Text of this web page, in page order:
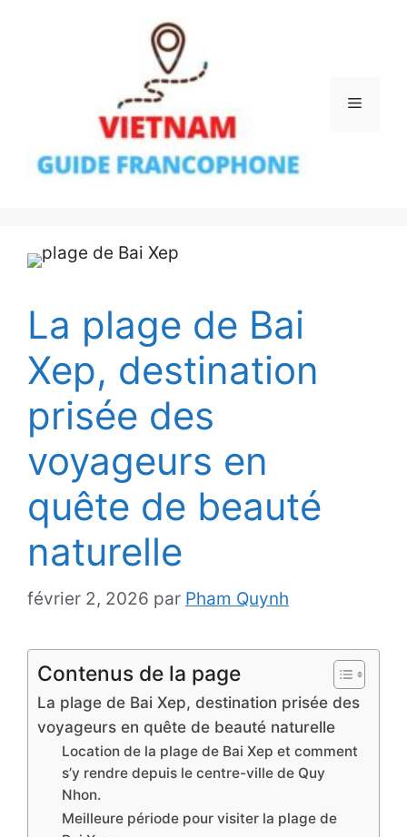
Menu
La plage de Bai
Xep, destination
prisée des
voyageurs en
quête de beauté
naturelle
février 2, 2026 par Pham Quynh
Contenus de la page
La plage de Bai Xep, destination prisée des
voyageurs en quête de beauté naturelle
Location de la plage de Bai Xep et comment
s’y rendre depuis le centre-ville de Quy
Nhon.
Meilleure période pour visiter la plage de